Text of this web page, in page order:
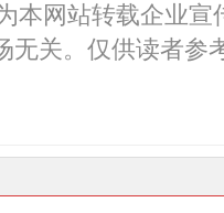
本网站转载企业宣
无关。仅供读者参